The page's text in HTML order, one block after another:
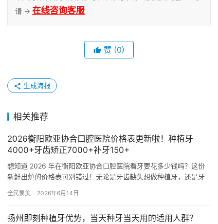
请 → 在线咨询客服
赞 (0)
生成海报
相关推荐
2026衡阳欧亚协合口腔医院价格表更新啦！种植牙
4000+牙齿矫正7000+补牙150+
想知道 2026 年在衡阳欧亚协合口腔医院看牙要花多少钱吗？这份
新鲜出炉的价格表可别错过！无论是牙齿缺失想做种植牙，还是牙
全民爱美 2026年6月14日
扬州即刻种植牙优势，当天种牙当天用的适用人群？